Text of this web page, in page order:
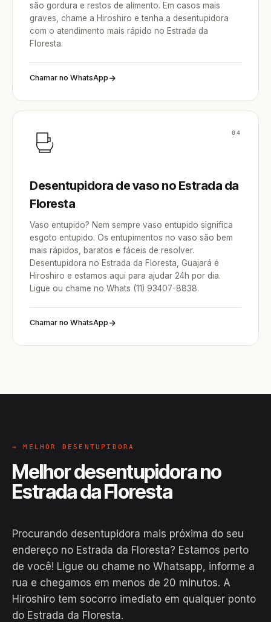
são gordura e restos de alimento. Em casos mais
graves, chame a Hiroshiro e tenha a desentupidora
com o atendimento mais rápido no Estrada da
Floresta.
Chamar no WhatsApp
04
Desentupidora de vaso no Estrada da
Floresta
Vaso entupido? Nem sempre vaso entupido significa
esgoto entupido. Os entupimentos no vaso são bem
mais rápidos, baratos e fáceis de resolver.
Desentupidora no Estrada da Floresta, Guajará é
Hiroshiro e estamos aqui para ajudar 24h por dia.
Ligue ou chame no Whats (11) 93407-8838.
Chamar no WhatsApp
→ MELHOR DESENTUPIDORA
Melhor desentupidora no
Estrada da Floresta
Procurando desentupidora mais próxima do seu
endereço no Estrada da Floresta? Estamos perto
de você! Ligue ou chame no Whatsapp, informe a
rua e chegamos em menos de 20 minutos. A
Hiroshiro tem socorro imediato em qualquer ponto
do Estrada da Floresta.
EM CAMPO
Hiroshiro · Estrada da Floresta,